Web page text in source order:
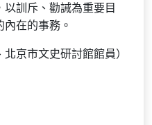
訓斥、勸誡為重要目
在的事務。
京市文史研討館館員）